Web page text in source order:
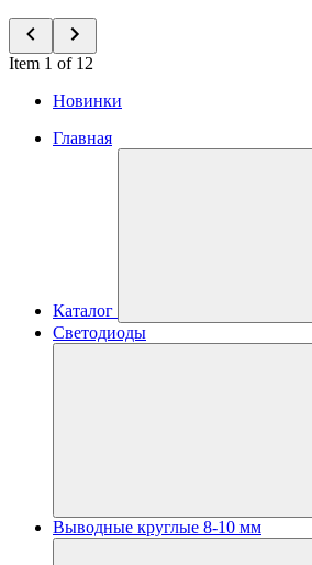
Item 1 of 12
Новинки
Главная
Каталог
Светодиоды
Выводные круглые 8-10 мм